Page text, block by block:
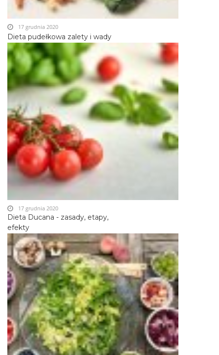
Dieta pudełkowa zalety i wady
17 grudnia 2020
Dieta Ducana - zasady, etapy,
efekty
17 grudnia 2020